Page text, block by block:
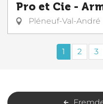
Pro et Cie -
Pléneuf-Val-André
1 2 3